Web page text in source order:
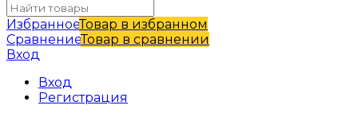
ИзбранноеТовар в избранном
СравнениеТовар в сравнении
Вход
Вход
Регистрация